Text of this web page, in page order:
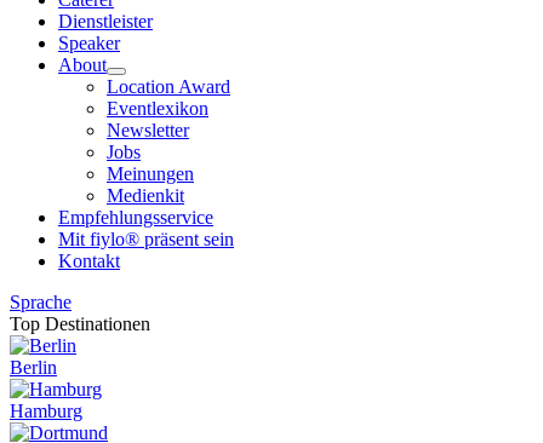
Dienstleister
Speaker
About
Location Award
Eventlexikon
Newsletter
Jobs
Meinungen
Medienkit
Empfehlungsservice
Mit fiylo® präsent sein
Kontakt
Sprache
Top Destinationen
Berlin
Hamburg